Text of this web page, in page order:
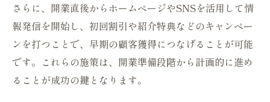
工夫
集客ノウハウが光るペットサロンの実践例
口コミ評価が高いペットサロンの共通点
ペットサロン集客の成否を分けるポイント
さらに、開業直後からホームページやSNSを活用して情
報発信を開始し、初回割引や紹介特典などのキャンペー
ンを打つことで、早期の顧客獲得につなげることが可能
です。これらの施策は、開業準備段階から計画的に進め
ることが成功の鍵となります。